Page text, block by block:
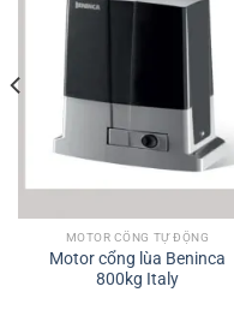
MOTOR CỔNG TỰ ĐỘNG
Motor cổng lùa Beninca
800kg Italy